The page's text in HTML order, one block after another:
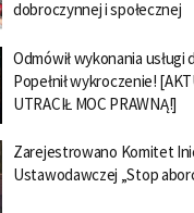
dobroczynnej i społecznej
Odmówił wykonania usługi
Popełnił wykroczenie!
UTRACIŁ MOC PRAWNĄ!]
Zarejestrowano Komitet
Ustawodawczej „Stop